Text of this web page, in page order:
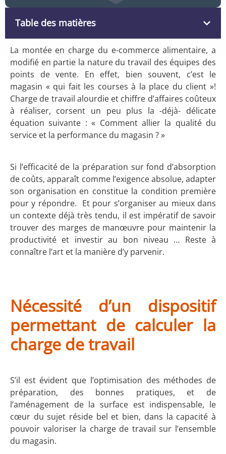
Table des matières
La montée en charge du e-commerce alimentaire, a
modifié en partie la nature du travail des équipes des
points de vente. En effet, bien souvent, c’est le
magasin « qui fait les courses à la place du client »!
Charge de travail alourdie et chiffre d’affaires coûteux
à réaliser, corsent un peu plus la -déjà- délicate
équation suivante : « Comment allier la qualité du
service et la performance du magasin ? »
Si l’efficacité de la préparation sur fond d’absorption
de coûts, apparaît comme l’exigence absolue, adapter
son organisation en constitue la condition première
pour y répondre. Et pour s’organiser au mieux dans
un contexte déjà très tendu, il est impératif de savoir
trouver des marges de manœuvre pour maintenir la
productivité et investir au bon niveau … Reste à
connaître l’art et la manière d’y parvenir.
Nécessité d’un dispositif
permettant de calculer la
charge de travail
S’il est évident que l’optimisation des méthodes de
préparation, des bonnes pratiques, et de
l’aménagement de la surface est indispensable, le
cœur du sujet réside bel et bien, dans la capacité à
pouvoir valoriser la charge de travail sur l’ensemble
du magasin.